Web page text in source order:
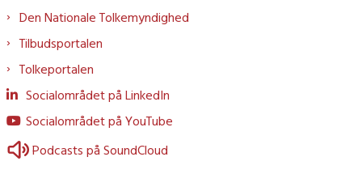
Den Nationale Tolkemyndighed
Tilbudsportalen
Tolkeportalen
Socialområdet på LinkedIn
Socialområdet på YouTube
Podcasts på SoundCloud